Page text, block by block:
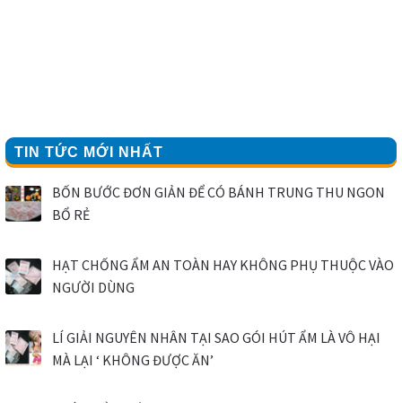
TIN TỨC MỚI NHẤT
BỐN BƯỚC ĐƠN GIẢN ĐỂ CÓ BÁNH TRUNG THU NGON
BỔ RẺ
HẠT CHỐNG ẨM AN TOÀN HAY KHÔNG PHỤ THUỘC VÀO
NGƯỜI DÙNG
LÍ GIẢI NGUYÊN NHÂN TẠI SAO GÓI HÚT ẨM LÀ VÔ HẠI
MÀ LẠI ‘ KHÔNG ĐƯỢC ĂN’